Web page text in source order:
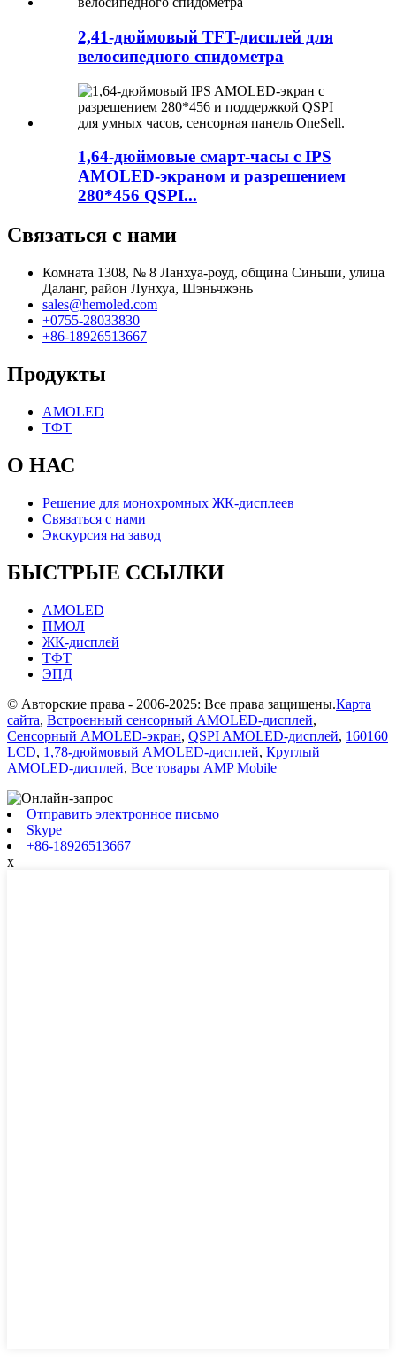
2,41-дюймовый TFT-дисплей для
велосипедного спидометра
1,64-дюймовые смарт-часы с IPS
AMOLED-экраном и разрешением
280*456 QSPI...
Связаться с нами
Комната 1308, № 8 Ланхуа-роуд, община Синьши, улица
Даланг, район Лунхуа, Шэньчжэнь
sales@hemoled.com
+0755-28033830
+86-18926513667
Продукты
AMOLED
ТФТ
О НАС
Решение для монохромных ЖК-дисплеев
Связаться с нами
Экскурсия на завод
БЫСТРЫЕ ССЫЛКИ
AMOLED
ПМОЛ
ЖК-дисплей
ТФТ
ЭПД
© Авторские права - 2006-2025: Все права защищены.Карта
сайта, Встроенный сенсорный AMOLED-дисплей,
Сенсорный AMOLED-экран, QSPI AMOLED-дисплей, 160160
LCD, 1,78-дюймовый AMOLED-дисплей, Круглый
AMOLED-дисплей, Все товары AMP Mobile
Отправить электронное письмо
Skype
+86-18926513667
x